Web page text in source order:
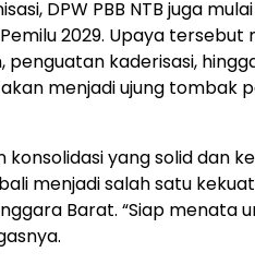
DPW PBB NTB juga
2029. Upaya tersebut
penguatan kaderisasi,
menjadi ujung tombak
konsolidasi yang solid dan
menjadi salah satu
Barat. “Siap menata